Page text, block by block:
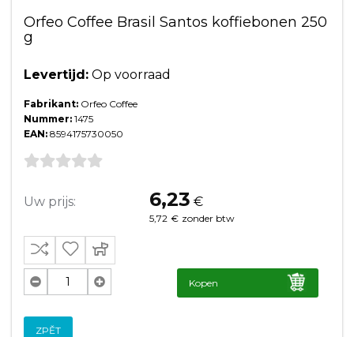
Orfeo Coffee Brasil Santos koffiebonen 250
g
Levertijd: Op voorraad
Fabrikant: Orfeo Coffee
Nummer: 1475
EAN: 8594175730050
Uw prijs: 6,23 €
5,72 € zonder btw
Kopen
ZPĚT